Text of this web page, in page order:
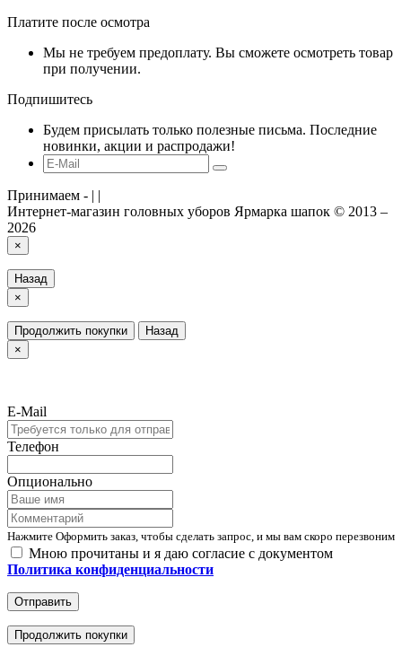
Платите после осмотра
Мы не требуем предоплату. Вы сможете осмотреть товар
при получении.
Подпишитесь
Будем присылать только полезные письма. Последние
новинки, акции и распродажи!
Принимаем - | |
Интернет-магазин головных уборов Ярмарка шапок © 2013 –
2026
×
Назад
×
Продолжить покупки
Назад
×
E-Mail
Телефон
Опционально
Нажмите Оформить заказ, чтобы сделать запрос, и мы вам скоро перезвоним
Мною прочитаны и я даю согласие с документом
Политика конфиденциальности
Отправить
Продолжить покупки